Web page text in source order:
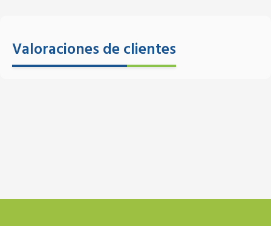
Valoraciones de clientes